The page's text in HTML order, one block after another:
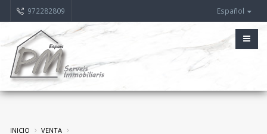
972282809 Español
INICIO VENTA